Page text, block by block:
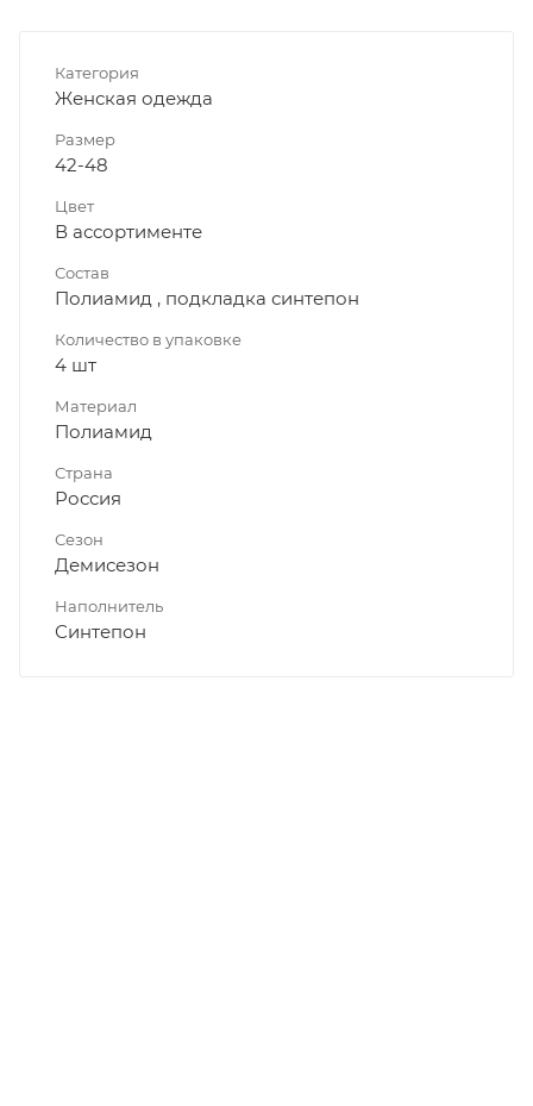
Категория
Женская одежда
Размер
42-48
Цвет
В ассортименте
Состав
Полиамид , подкладка синтепон
Количество в упаковке
4 шт
Материал
Полиамид
Страна
Россия
Сезон
Демисезон
Наполнитель
Синтепон